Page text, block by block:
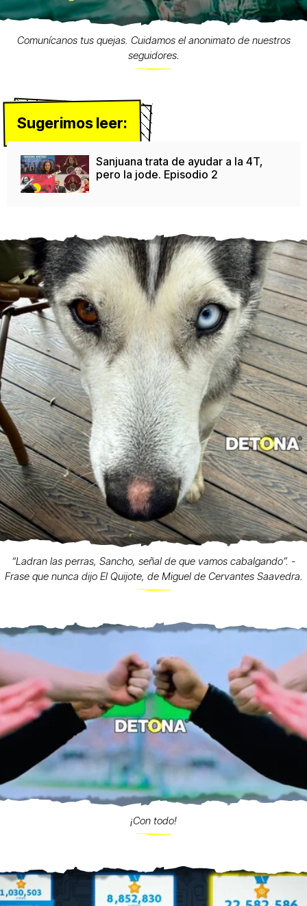
Comunícanos tus quejas. Cuidamos el anonimato de nuestros
seguidores.
Sugerimos leer:
Sanjuana trata de ayudar a la 4T,
pero la jode. Episodio 2
“Ladran las perras, Sancho, señal de que vamos cabalgando”. -
Frase que nunca dijo El Quijote, de Miguel de Cervantes Saavedra.
¡Con todo!